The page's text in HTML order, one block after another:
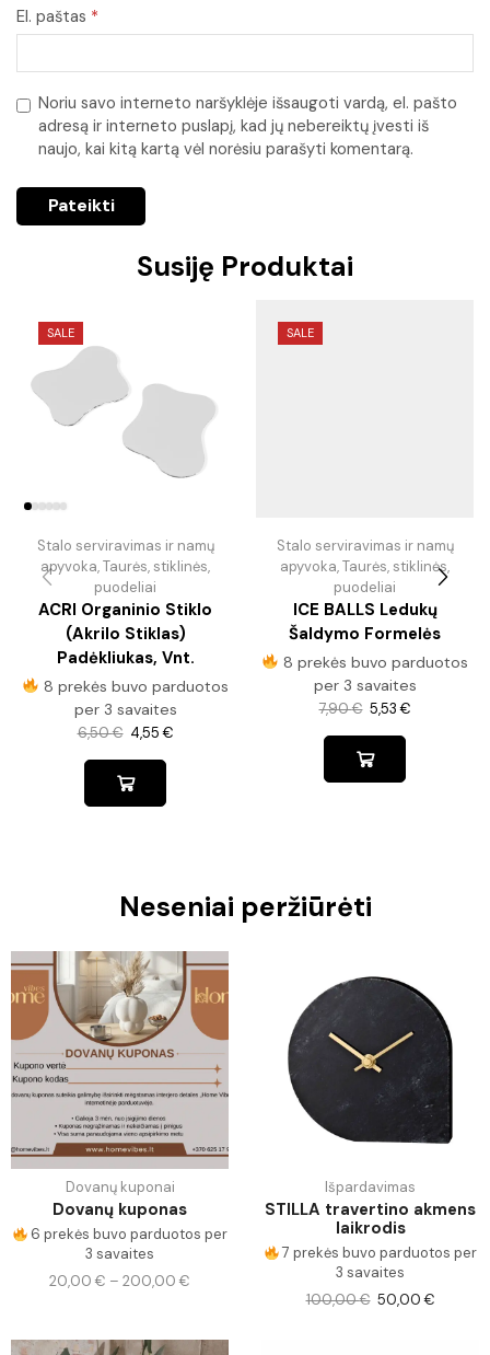
El. paštas *
Noriu savo interneto naršyklėje išsaugoti vardą, el. pašto
adresą ir interneto puslapį, kad jų nebereiktų įvesti iš
naujo, kai kitą kartą vėl norėsiu parašyti komentarą.
Susiję Produktai
SALE
Stalo serviravimas ir namų
apyvoka,Taurės, stiklinės,
puodeliai
ACRI Organinio Stiklo
(akrilo Stiklas)
Padėkliukas, Vnt.
8 prekės buvo parduotos
per 3 savaites
6,50€ 4,55€
SALE
Stalo serviravimas ir namų
apyvoka,Taurės, stiklinės,
puodeliai
ICE BALLS Ledukų
Šaldymo Formelės
8 prekės buvo parduotos
per 3 savaites
7,90€ 5,53€
Neseniai peržiūrėti
Dovanų kuponai
Dovanų kuponas
6 prekės buvo parduotos per
3 savaites
20,00 € – 200,00 €
Išpardavimas
STILLA travertino akmens
laikrodis
7 prekės buvo parduotos per
3 savaites
100,00€ 50,00€